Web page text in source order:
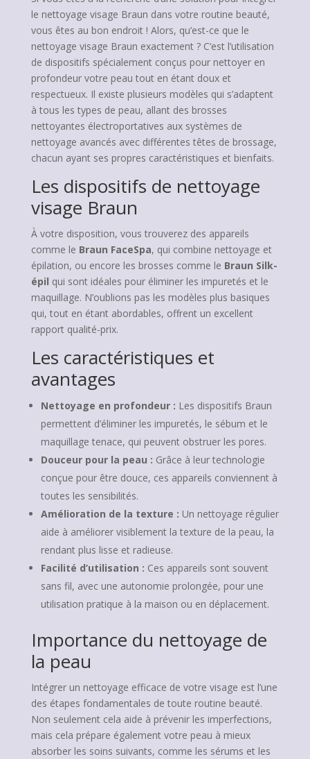
le nettoyage visage Braun dans votre routine beauté,
vous êtes au bon endroit ! Alors, qu’est-ce que le
nettoyage visage Braun exactement ? C’est l’utilisation
de dispositifs spécialement conçus pour nettoyer en
profondeur votre peau tout en étant doux et
respectueux. Il existe plusieurs modèles qui s’adaptent
à tous les types de peau, allant des brosses
nettoyantes électroportatives aux systèmes de
nettoyage avancés avec différentes têtes de brossage,
chacun ayant ses propres caractéristiques et bienfaits.
Les dispositifs de nettoyage
visage Braun
À votre disposition, vous trouverez des appareils
comme le Braun FaceSpa, qui combine nettoyage et
épilation, ou encore les brosses comme le Braun Silk-
épil qui sont idéales pour éliminer les impuretés et le
maquillage. N’oublions pas les modèles plus basiques
qui, tout en étant abordables, offrent un excellent
rapport qualité-prix.
Les caractéristiques et
avantages
Nettoyage en profondeur : Les dispositifs Braun
permettent d’éliminer les impuretés, le sébum et le
maquillage tenace, qui peuvent obstruer les pores.
Douceur pour la peau : Grâce à leur technologie
conçue pour être douce, ces appareils conviennent à
toutes les sensibilités.
Amélioration de la texture : Un nettoyage régulier
aide à améliorer visiblement la texture de la peau, la
rendant plus lisse et radieuse.
Facilité d’utilisation : Ces appareils sont souvent
sans fil, avec une autonomie prolongée, pour une
utilisation pratique à la maison ou en déplacement.
Importance du nettoyage de
la peau
Intégrer un nettoyage efficace de votre visage est l’une
des étapes fondamentales de toute routine beauté.
Non seulement cela aide à prévenir les imperfections,
mais cela prépare également votre peau à mieux
absorber les soins suivants, comme les sérums et les